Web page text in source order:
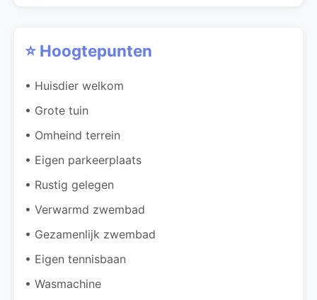
⭐ Hoogtepunten
• Huisdier welkom
• Grote tuin
• Omheind terrein
• Eigen parkeerplaats
• Rustig gelegen
• Verwarmd zwembad
• Gezamenlijk zwembad
• Eigen tennisbaan
• Wasmachine